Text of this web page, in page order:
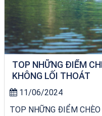
TOP NHỮNG ĐIỂM
KHÔNG LỐI THOÁT
11/06/2024
TOP NHỮNG ĐIỂM